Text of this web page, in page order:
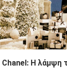
Chanel: Η λάμψη